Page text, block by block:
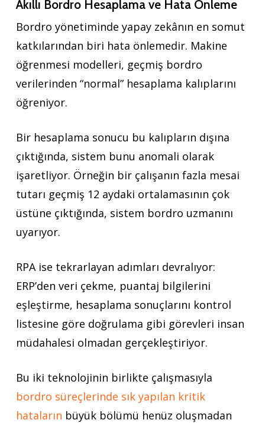
Akıllı Bordro Hesaplama ve Hata Önleme
Bordro yönetiminde yapay zekânın en somut
katkılarından biri hata önlemedir. Makine
öğrenmesi modelleri, geçmiş bordro
verilerinden “normal” hesaplama kalıplarını
öğreniyor.
Bir hesaplama sonucu bu kalıpların dışına
çıktığında, sistem bunu anomali olarak
işaretliyor. Örneğin bir çalışanın fazla mesai
tutarı geçmiş 12 aydaki ortalamasının çok
üstüne çıktığında, sistem bordro uzmanını
uyarıyor.
RPA ise tekrarlayan adımları devralıyor:
ERP’den veri çekme, puantaj bilgilerini
eşleştirme, hesaplama sonuçlarını kontrol
listesine göre doğrulama gibi görevleri insan
müdahalesi olmadan gerçekleştiriyor.
Bu iki teknolojinin birlikte çalışmasıyla
bordro süreçlerinde sık yapılan kritik
hataların büyük bölümü henüz oluşmadan